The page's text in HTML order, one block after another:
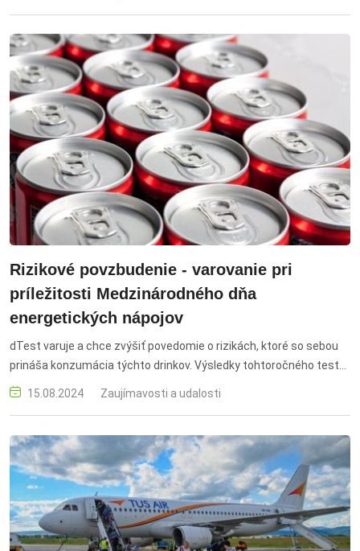
Rizikové povzbudenie - varovanie pri
príležitosti Medzinárodného dňa
energetických nápojov
dTest varuje a chce zvýšiť povedomie o rizikách, ktoré so sebou
prináša konzumácia týchto drinkov. Výsledky tohtoročného testu
zameraného na zloženie energetických nápojov boli alarmujúce.
15.08.2024 Zaujímavosti a udalosti